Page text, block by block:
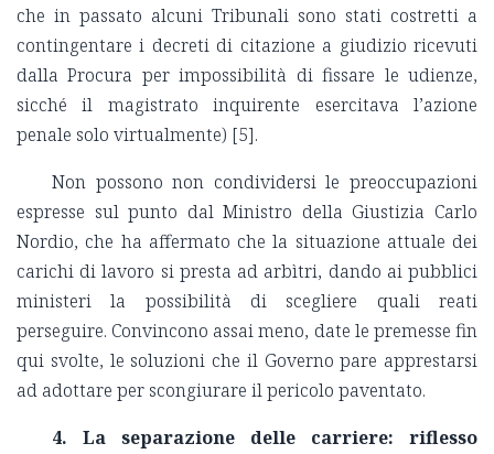
che in passato alcuni Tribunali sono stati costretti a
contingentare i decreti di citazione a giudizio ricevuti
dalla Procura per impossibilità di fissare le udienze,
sicché il magistrato inquirente esercitava l’azione
penale solo virtualmente) [5].
Non possono non condividersi le preoccupazioni
espresse sul punto dal Ministro della Giustizia Carlo
Nordio, che ha affermato che la situazione attuale dei
carichi di lavoro si presta ad arbìtri, dando ai pubblici
ministeri la possibilità di scegliere quali reati
perseguire. Convincono assai meno, date le premesse fin
qui svolte, le soluzioni che il Governo pare apprestarsi
ad adottare per scongiurare il pericolo paventato.
4. La separazione delle carriere: riflesso